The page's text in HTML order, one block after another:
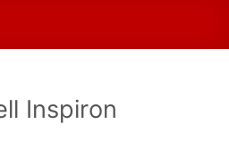
Inspiron